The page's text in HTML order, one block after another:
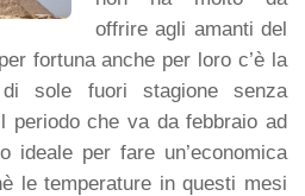
offrire agli amanti del
fortuna anche per loro c’è la
sole fuori stagione senza
periodo che va da febbraio ad
ideale per fare un’economica
le temperature in questi mesi